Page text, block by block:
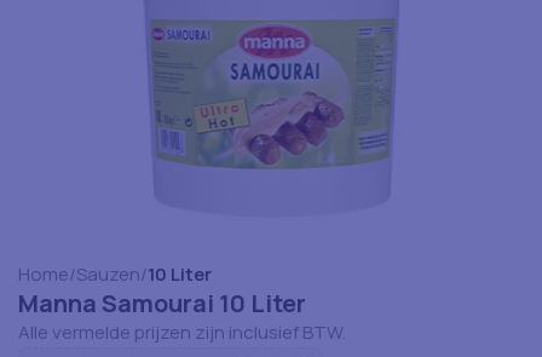
Home Sauzen 10 Liter
Manna Samourai 10 Liter
Alle vermelde prijzen zijn inclusief BTW.